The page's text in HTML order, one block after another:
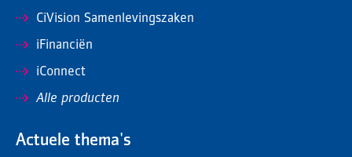
CiVision Samenlevingszaken
iFinanciën
iConnect
Alle producten
Actuele thema's